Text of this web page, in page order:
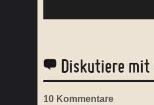
Diskutiere mit
10 Kommentare